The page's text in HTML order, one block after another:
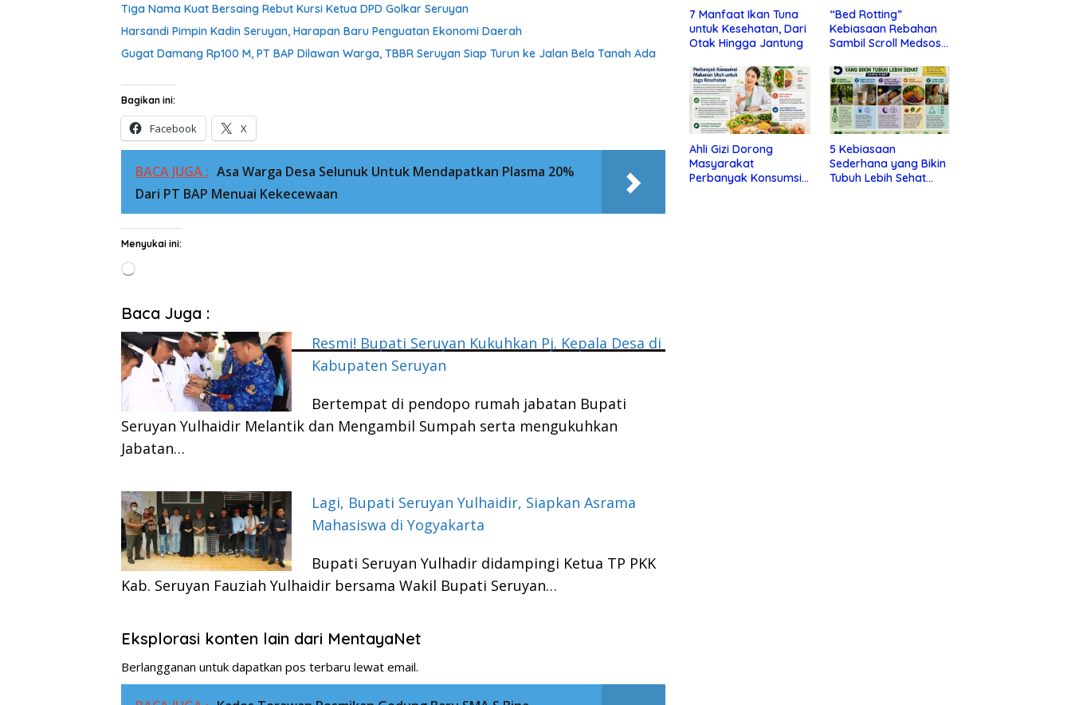
Tiga Nama Kuat Bersaing Rebut Kursi Ketua DPD Golkar Seruyan
Harsandi Pimpin Kadin Seruyan, Harapan Baru Penguatan Ekonomi Daerah
Gugat Damang Rp100 M, PT BAP Dilawan Warga, TBBR Seruyan Siap Turun ke Jalan Bela Tanah Ada
Bagikan ini:
Facebook X
BACA JUGA : Asa Warga Desa Selunuk Untuk Mendapatkan Plasma 20%
Dari PT BAP Menuai Kekecewaan
Menyukai ini:
Memuat...
Baca Juga :
Resmi! Bupati Seruyan Kukuhkan Pj. Kepala Desa di
Kabupaten Seruyan
Bertempat di pendopo rumah jabatan Bupati
Seruyan Yulhaidir Melantik dan Mengambil Sumpah serta mengukuhkan
Jabatan…
Lagi, Bupati Seruyan Yulhaidir, Siapkan Asrama
Mahasiswa di Yogyakarta
Bupati Seruyan Yulhadir didampingi Ketua TP PKK
Kab. Seruyan Fauziah Yulhaidir bersama Wakil Bupati Seruyan…
Eksplorasi konten lain dari MentayaNet
Berlangganan untuk dapatkan pos terbaru lewat email.
7 Manfaat Ikan Tuna
untuk Kesehatan, Dari
Otak Hingga Jantung
“Bed Rotting”
Kebiasaan Rebahan
Sambil Scroll Medsos
Depresi
Ahli Gizi Dorong
Masyarakat
Perbanyak Konsumsi
5 Kebiasaan
Sederhana yang Bikin
Tubuh Lebih Sehat